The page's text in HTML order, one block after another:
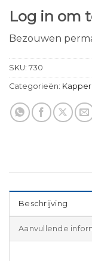
Log in om
Bezouwen
SKU: 730
Categorieën:
Beschrijving
Aanvullende